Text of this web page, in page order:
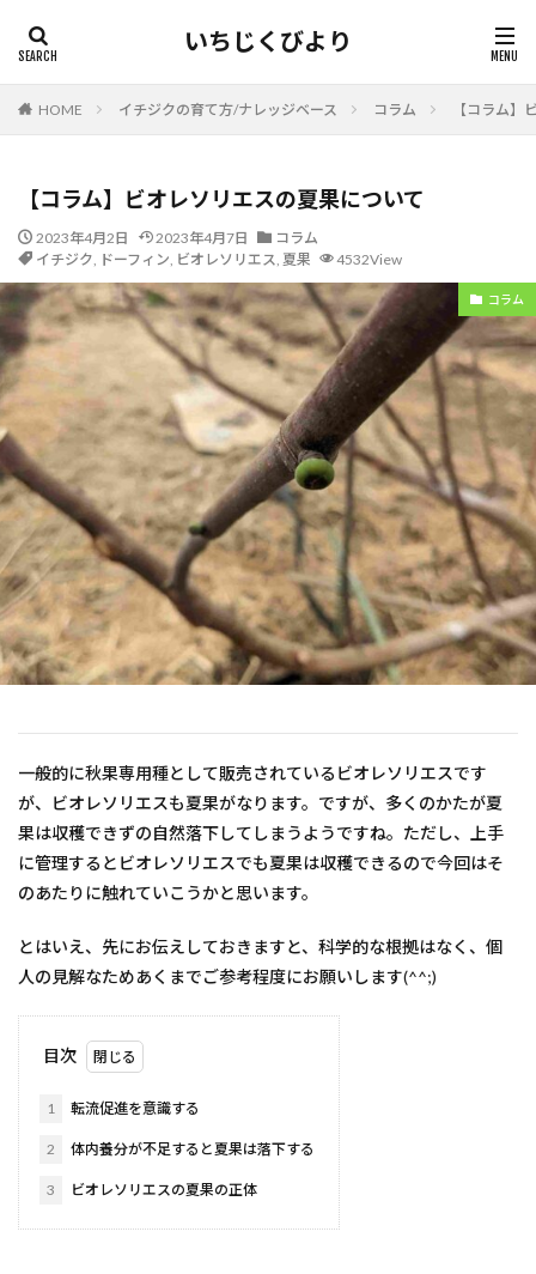
いちじくびより
HOME イチジクの育て方/ナレッジベース コラム 【コラム】
【コラム】ビオレソリエスの夏果について
2023年4月2日 2023年4月7日
コラム
イチジク, ドーフィン, ビオレソリエス, 夏果 4532View
コラム
一般的に秋果専用種として販売されているビオレソリエスです
が、ビオレソリエスも夏果がなります。ですが、多くのかたが夏
果は収穫できずの自然落下してしまうようですね。ただし、上手
に管理するとビオレソリエスでも夏果は収穫できるので今回はそ
のあたりに触れていこうかと思います。
とはいえ、先にお伝えしておきますと、科学的な根拠はなく、個
人の見解なためあくまでご参考程度にお願いします(^^;)
目次
1 転流促進を意識する
2 体内養分が不足すると夏果は落下する
3 ビオレソリエスの夏果の正体